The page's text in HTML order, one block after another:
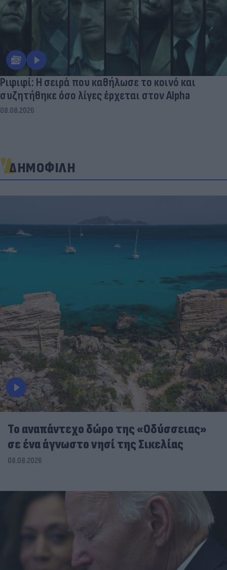
Ριφιφί: Η σειρά που καθήλωσε το κοινό και
συζητήθηκε όσο λίγες έρχεται στον Alpha
08.08.2026
ΔΗΜΟΦΙΛΗ
To αναπάντεχο δώρο της «Οδύσσειας»
σε ένα άγνωστο νησί της Σικελίας
08.08.2026